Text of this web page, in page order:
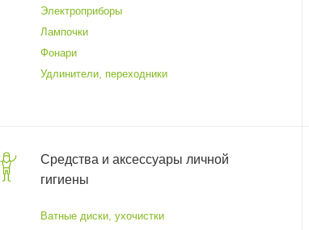
Электроприборы
Лампочки
Фонари
Удлинители, переходники
Средства и аксессуары личной
гигиены
Ватные диски, ухочистки